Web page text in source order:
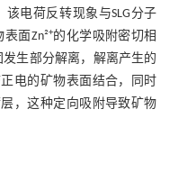
电荷反转现象与SLG分子
面Zn²+的化学吸附密切相
生部分解离，解离产生的
电的矿物表面结合，同时
，这种定向吸附导致矿物